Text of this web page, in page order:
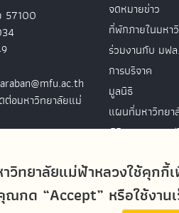
วิทยาลัยแม่ฟ้าหลวงใช้คุก
ณกด “Accept” หรือใช้งาน
57100
ต่อมหาวิทยาลัยแม่
จดหมายข่าว
ที่พักภายในมหา
ร่วมงานกับ มฟล.
การบริจาค
มูลนิธิ
แผนที่มหาวิทยา
พิธีพระราชทา